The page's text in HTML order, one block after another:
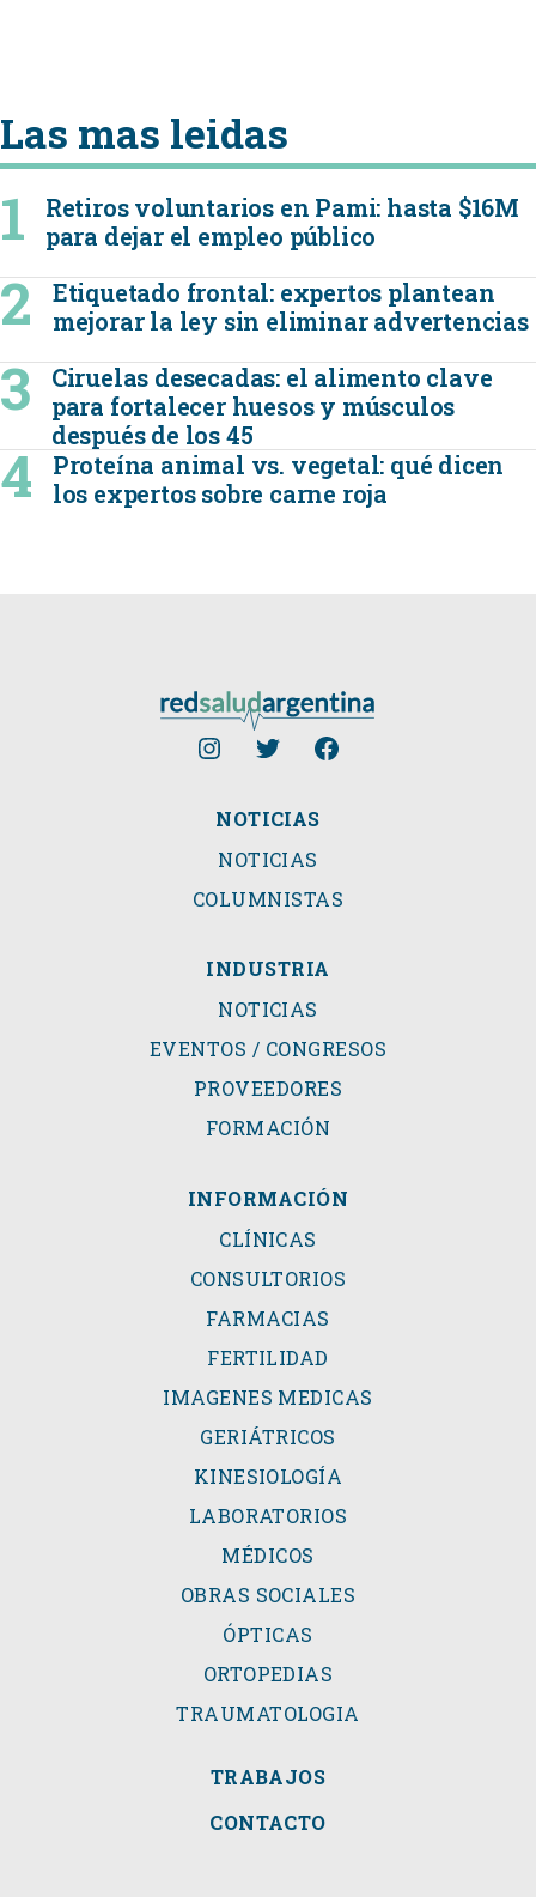
Las mas leidas
Retiros voluntarios en Pami: hasta $16M
para dejar el empleo público
Etiquetado frontal: expertos plantean
mejorar la ley sin eliminar advertencias
Ciruelas desecadas: el alimento clave
para fortalecer huesos y músculos
después de los 45
Proteína animal vs. vegetal: qué dicen
los expertos sobre carne roja
NOTICIAS
NOTICIAS
COLUMNISTAS
INDUSTRIA
NOTICIAS
EVENTOS / CONGRESOS
PROVEEDORES
FORMACIÓN
INFORMACIÓN
CLÍNICAS
CONSULTORIOS
FARMACIAS
FERTILIDAD
IMAGENES MEDICAS
GERIÁTRICOS
KINESIOLOGÍA
LABORATORIOS
MÉDICOS
OBRAS SOCIALES
ÓPTICAS
ORTOPEDIAS
TRAUMATOLOGIA
TRABAJOS
CONTACTO